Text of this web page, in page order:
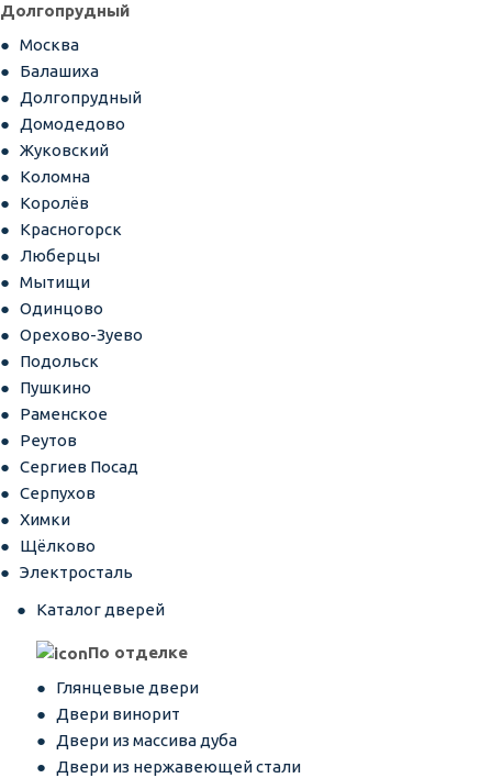
Долгопрудный
Москва
Балашиха
Долгопрудный
Домодедово
Жуковский
Коломна
Королёв
Красногорск
Люберцы
Мытищи
Одинцово
Орехово-Зуево
Подольск
Пушкино
Раменское
Реутов
Сергиев Посад
Серпухов
Химки
Щёлково
Электросталь
Каталог дверей
По отделке
Глянцевые двери
Двери винорит
Двери из массива дуба
Двери из нержавеющей стали